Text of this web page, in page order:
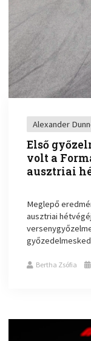
Alexander
Első
volt a
ausztriai
Meglepő
ausztriai
Bertha Zsófia